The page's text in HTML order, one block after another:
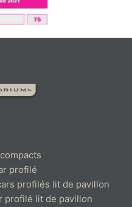
profilé
profilés lit de pavillon
profilé lit de pavillon